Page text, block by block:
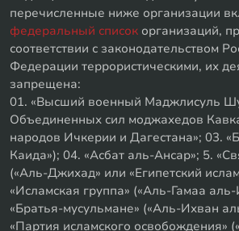
перечисленные ниже организации
федеральный список организаций,
соответствии с законодательством
Федерации террористическими, их
запрещена:
01. «Высший военный Маджлисуль
Объединенных сил моджахедов
народов Ичкерии и Дагестана»; 03.
Каида»); 04. «Асбат аль-Ансар»; 5.
(«Аль-Джихад» или «Египетский
«Исламская группа» («Аль-Гамаа
«Братья-мусульмане» («Аль-Ихван
«Партия исламского освобождения»